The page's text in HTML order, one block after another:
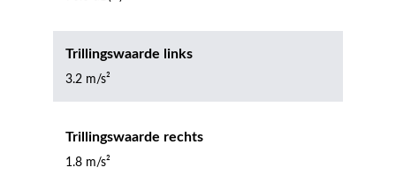
Trillingswaarde links
3.2 m/s²
Trillingswaarde rechts
1.8 m/s²